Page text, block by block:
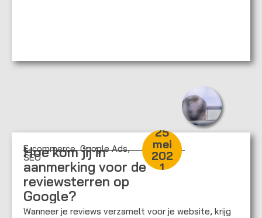
E-commerce,Google Ads,
SEO
25
mei
202
1
Hoe kom jij in
aanmerking voor de
reviewsterren op
Google?
Wanneer je reviews verzamelt voor je website, krijg